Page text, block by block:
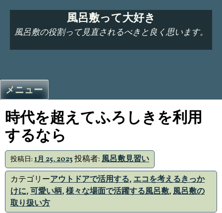
ス
キ
ッ
風呂敷って大好き
風呂敷の役割って見直されるべきと良く思います。
メニュー
時代を超えてふろしきを利用
するなら
投稿日: 1月 25, 2023 投稿者:風呂敷見習い
カテゴリーアウトドアで活用する,エコを考えるきっか
けに,可愛い柄,様々な場面で活躍する風呂敷,風呂敷の
取り扱い方